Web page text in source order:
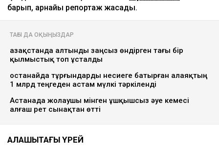
барып, арнайы репортаж жасады.
ТАҒЫ ДА ОҚЫҢЫЗДАР
Қазақстанда алтынды заңсыз өндірген тағы бір
қылмыстық топ ұсталды
Қостанайда тұрғындарды несиеге батырған алаяқтың
1 млрд теңгеден астам мүлкі тәркіленді
Астанада жолаушы мінген ұшқышсыз әуе кемесі
алғаш рет сынақтан өтті
ҚАЛАШЫҚТАҒЫ ҮРЕЙ